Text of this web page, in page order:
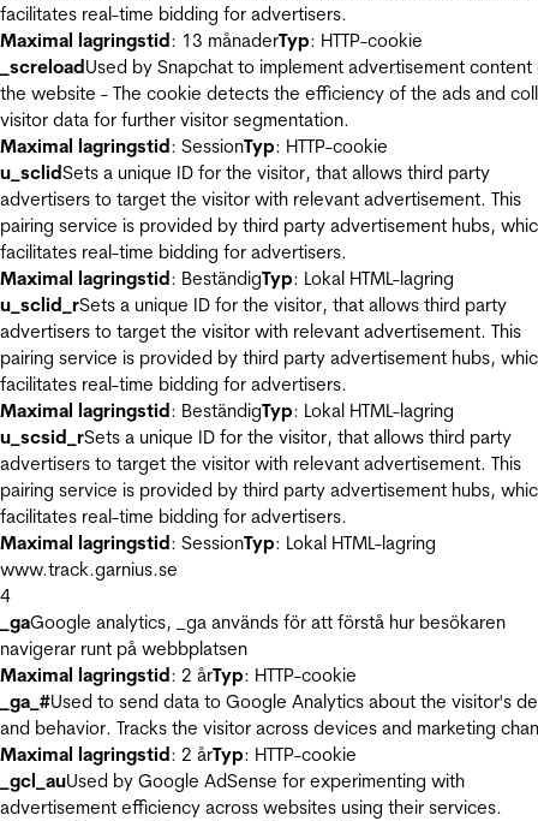
facilitates real-time bidding for advertisers.
Maximal lagringstid: 13 månaderTyp: HTTP-cookie
_screloadUsed by Snapchat to implement advertisement content
the website - The cookie detects the efficiency of the ads and
visitor data for further visitor segmentation.
Maximal lagringstid: SessionTyp: HTTP-cookie
u_sclidSets a unique ID for the visitor, that allows third party
advertisers to target the visitor with relevant advertisement. This
pairing service is provided by third party advertisement hubs,
facilitates real-time bidding for advertisers.
Maximal lagringstid: BeständigTyp: Lokal HTML-lagring
u_sclid_rSets a unique ID for the visitor, that allows third party
advertisers to target the visitor with relevant advertisement. This
pairing service is provided by third party advertisement hubs,
facilitates real-time bidding for advertisers.
Maximal lagringstid: BeständigTyp: Lokal HTML-lagring
u_scsid_rSets a unique ID for the visitor, that allows third party
advertisers to target the visitor with relevant advertisement. This
pairing service is provided by third party advertisement hubs,
facilitates real-time bidding for advertisers.
Maximal lagringstid: SessionTyp: Lokal HTML-lagring
www.track.garnius.se
4
_gaGoogle analytics, _ga används för att förstå hur besökaren
navigerar runt på webbplatsen
Maximal lagringstid: 2 årTyp: HTTP-cookie
_ga_#Used to send data to Google Analytics about the visitor's
and behavior. Tracks the visitor across devices and marketing
Maximal lagringstid: 2 årTyp: HTTP-cookie
_gcl_auUsed by Google AdSense for experimenting with
advertisement efficiency across websites using their services.